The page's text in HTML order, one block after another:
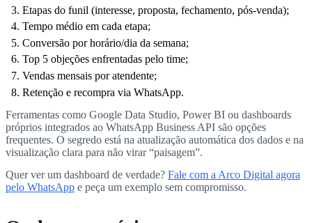
Etapas do funil (interesse, proposta, fechamento, pós-venda);
Tempo médio em cada etapa;
Conversão por horário/dia da semana;
Top 5 objeções enfrentadas pelo time;
Vendas mensais por atendente;
Retenção e recompra via WhatsApp.
Ferramentas como Google Data Studio, Power BI ou dashboards
próprios integrados ao WhatsApp Business API são opções
frequentes. O segredo está na atualização automática dos dados e na
visualização clara para não virar “paisagem”.
Quer ver um dashboard de verdade? Fale com a Arco Digital agora
pelo WhatsApp e peça um exemplo sem compromisso.